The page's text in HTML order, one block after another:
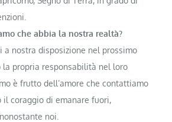
che abbia la nostra realtà?
a nostra disposizione nel prossimo
la propria responsabilità nel loro
è frutto dell’amore che contattiamo
il coraggio di emanare fuori,
noi.